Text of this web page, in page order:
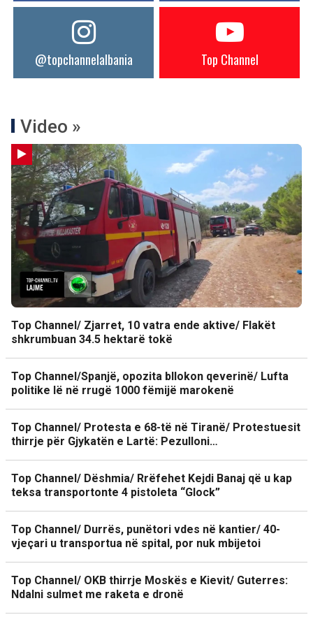
@topchannelalbania Top Channel
Video »
Top Channel/ Zjarret, 10 vatra ende aktive/ Flakët
shkrumbuan 34.5 hektarë tokë
Top Channel/Spanjë, opozita bllokon qeverinë/ Lufta
politike lë në rrugë 1000 fëmijë marokenë
Top Channel/ Protesta e 68-të në Tiranë/ Protestuesit
thirrje për Gjykatën e Lartë: Pezulloni…
Top Channel/ Dëshmia/ Rrëfehet Kejdi Banaj që u kap
teksa transportonte 4 pistoleta “Glock”
Top Channel/ Durrës, punëtori vdes në kantier/ 40-
vjeçari u transportua në spital, por nuk mbijetoi
Top Channel/ OKB thirrje Moskës e Kievit/ Guterres:
Ndalni sulmet me raketa e dronë